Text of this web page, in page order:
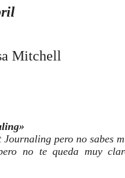
Mitchell
pero no sabes
no te queda muy